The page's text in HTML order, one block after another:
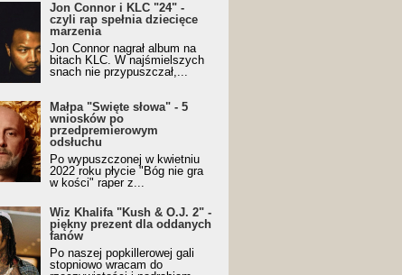
Jon Connor i KLC "24" -
czyli rap spełnia dziecięce
marzenia
Jon Connor nagrał album na
bitach KLC. W najśmielszych
snach nie przypuszczał,...
Małpa "Święte słowa" - 5
wniosków po
przedpremierowym
odsłuchu
Po wypuszczonej w kwietniu
2022 roku płycie "Bóg nie gra
w kości" raper z...
Wiz Khalifa "Kush & O.J. 2" -
piękny prezent dla oddanych
fanów
Po naszej popkillerowej gali
stopniowo wracam do